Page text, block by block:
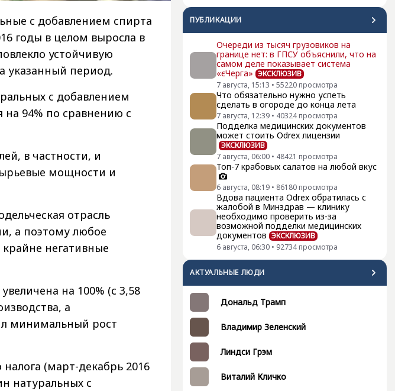
ПУБЛИКАЦИИ
Очереди из тысяч грузовиков на
границе нет: в ГПСУ объяснили, что на
самом деле показывает система
«єЧерга» ЭКСКЛЮЗИВ
7 августа, 15:13 • 55220 просмотра
Что обязательно нужно успеть
сделать в огороде до конца лета
7 августа, 12:39 • 40324 просмотра
Подделка медицинских документов
может стоить Odrex лицензии
ЭКСКЛЮЗИВ
7 августа, 06:00 • 48421 просмотра
Топ-7 крабовых салатов на любой вкус
6 августа, 08:19 • 86180 просмотра
Вдова пациента Odrex обратилась с
жалобой в Минздрав — клинику
необходимо проверить из-за
возможной подделки медицинских
документов ЭКСКЛЮЗИВ
6 августа, 06:30 • 92734 просмотра
АКТУАЛЬНЫЕ ЛЮДИ
Дональд Трамп
Владимир Зеленский
Линдси Грэм
Виталий Кличко
с добавлением спирта
годы в целом выросла в
устойчивую
указанный период.
с добавлением
94% по сравнению с
в частности, и
мощности и
отрасль
а поэтому любое
негативные
на 100% (с 3,58
а
минимальный рост
(март-декабрь 2016
натуральных с